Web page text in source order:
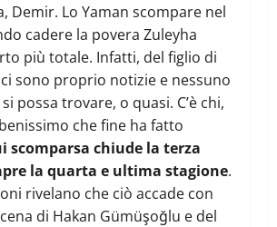
Demir. Lo Yaman scompare nel
cadere la povera Zuleyha
più totale. Infatti, del figlio di
sono proprio notizie e nessuno
possa trovare, o quasi. C’è chi,
che fine ha fatto
scomparsa chiude la terza
la quarta e ultima stagione.
rivelano che ciò accade con
di Hakan Gümüşoğlu e del